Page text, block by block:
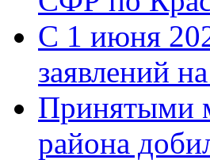
С 1 июня
заявлений
Принятыми
района